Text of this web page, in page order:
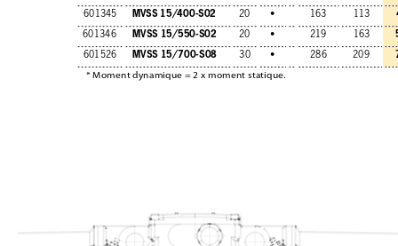
601345 MVSS 15/400-S02 20 • 163 113
601346 MVSS 15/550-S02 20 • 219 163
601526 MVSS 15/700-S08 30 • 286 209
* Moment dynamique = 2 x moment statique.